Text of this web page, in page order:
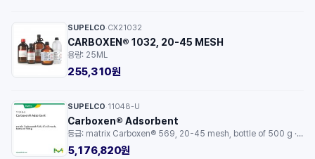
SUPELCO CX21032
CARBOXEN® 1032, 20-45 MESH
용량: 25ML
255,310원
SUPELCO 11048-U
Carboxen® Adsorbent
등급: matrix Carboxen® 569, 20-45 mesh, bottle of 500 g · 용량: 500G
5,176,820원